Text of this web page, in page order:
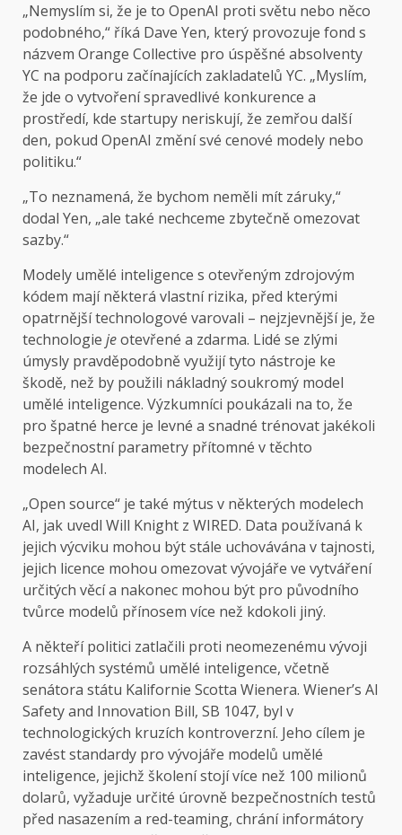
„Nemyslím si, že je to OpenAI proti světu nebo něco
podobného,“ říká Dave Yen, který provozuje fond s
názvem Orange Collective pro úspěšné absolventy
YC na podporu začínajících zakladatelů YC. „Myslím,
že jde o vytvoření spravedlivé konkurence a
prostředí, kde startupy neriskují, že zemřou další
den, pokud OpenAI změní své cenové modely nebo
politiku.“
„To neznamená, že bychom neměli mít záruky,“
dodal Yen, „ale také nechceme zbytečně omezovat
sazby.“
Modely umělé inteligence s otevřeným zdrojovým
kódem mají některá vlastní rizika, před kterými
opatrnější technologové varovali – nejzjevnější je, že
technologie jeotevřené a zdarma. Lidé se zlými
úmysly pravděpodobně využijí tyto nástroje ke
škodě, než by použili nákladný soukromý model
umělé inteligence. Výzkumníci poukázali na to, že
pro špatné herce je levné a snadné trénovat jakékoli
bezpečnostní parametry přítomné v těchto
modelech AI.
„Open source“ je také mýtus v některých modelech
AI, jak uvedl Will Knight z WIRED. Data používaná k
jejich výcviku mohou být stále uchovávána v tajnosti,
jejich licence mohou omezovat vývojáře ve vytváření
určitých věcí a nakonec mohou být pro původního
tvůrce modelů přínosem více než kdokoli jiný.
A někteří politici zatlačili proti neomezenému vývoji
rozsáhlých systémů umělé inteligence, včetně
senátora státu Kalifornie Scotta Wienera. Wiener’s AI
Safety and Innovation Bill, SB 1047, byl v
technologických kruzích kontroverzní. Jeho cílem je
zavést standardy pro vývojáře modelů umělé
inteligence, jejichž školení stojí více než 100 milionů
dolarů, vyžaduje určité úrovně bezpečnostních testů
před nasazením a red-teaming, chrání informátory